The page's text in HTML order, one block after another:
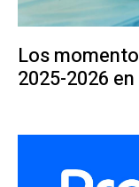
Los
2025-2026